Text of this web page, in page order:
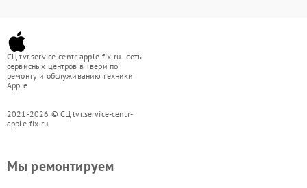
СЦ tvr.service-centr-apple-fix.ru - сеть
сервисных центров в Твери по
ремонту и обслуживанию техники
Apple
2021-2026 © СЦ tvr.service-centr-
apple-fix.ru
Мы ремонтируем